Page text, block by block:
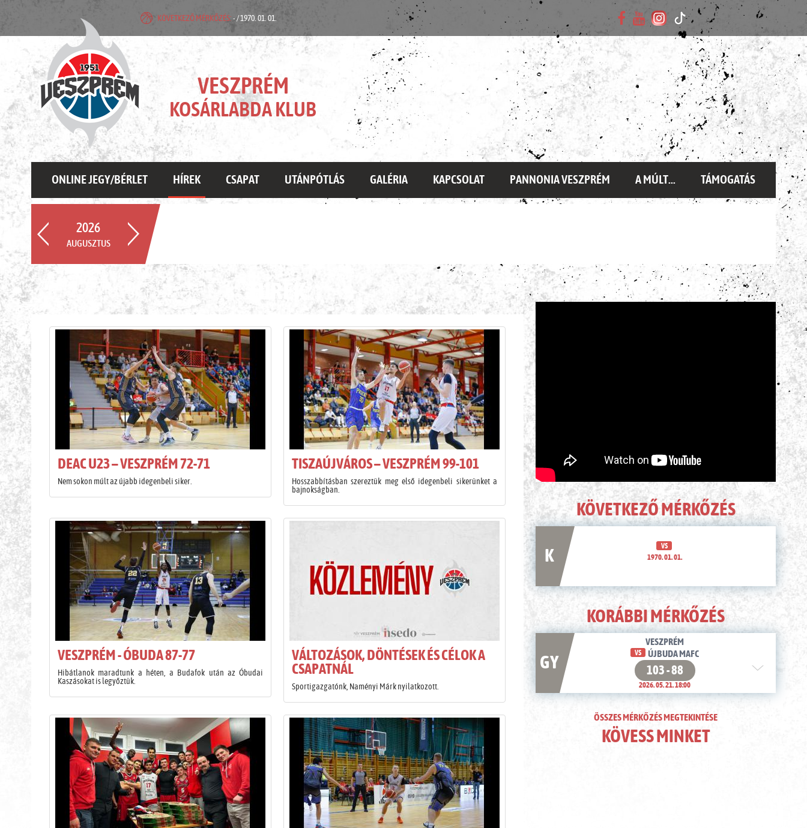
KÖVETKEZŐ MÉRKŐZÉS: - / 1970. 01. 01.
VESZPRÉM
KOSÁRLABDA KLUB
ONLINE JEGY/BÉRLET HÍREK CSAPAT UTÁNPÓTLÁS GALÉRIA KAPCSOLAT PANNONIA VESZPRÉM A MÚLT... TÁMOGATÁS
2026
AUGUSZTUS
HÍREK
DEAC U23 – VESZPRÉM 72-71
Nem sokon múlt az újabb idegenbeli siker.
TISZAÚJVÁROS – VESZPRÉM 99-101
Hosszabbításban szereztük meg első idegenbeli sikerünket a
bajnokságban.
VESZPRÉM - ÓBUDA 87-77
Hibátlanok maradtunk a héten, a Budafok után az Óbudai
Kaszásokat is legyőztük.
VÁLTOZÁSOK, DÖNTÉSEK ÉS CÉLOK A
CSAPATNÁL
Sportigazgatónk, Naményi Márk nyilatkozott.
ÉLŐ KÖZVETÍTÉS
KÖVETKEZŐ MÉRKŐZÉS
K
VS
1970. 01. 01.
KORÁBBI MÉRKŐZÉS
GY
VESZPRÉM
VS ÚJBUDA MAFC
103 - 88
2026. 05. 21. 18:00
ÖSSZES MÉRKŐZÉS MEGTEKINTÉSE
KÖVESS MINKET